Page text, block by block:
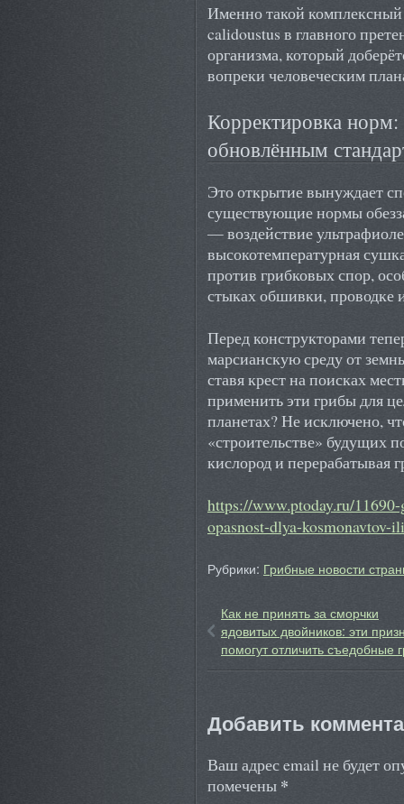
Именно такой
calidoustus в главного
организма, который
вопреки человеческим
Корректировка норм:
обновлённым
Это открытие вынуждает
существующие нормы
— воздействие
высокотемпературная
против грибковых спор,
стыках обшивки,
Перед конструкторами
марсианскую среду от
ставя крест на поисках
применить эти грибы для
планетах? Не исключено,
«строительстве» будущих
кислород и перерабатывая
https://www.ptoday.ru/
opasnost-dlya-
Рубрики: Грибные новости
Как не принять за сморчки
ядовитых двойников: эти
помогут отличить съедобные
Добавить
Ваш адрес email не будет
помечены *